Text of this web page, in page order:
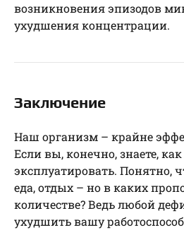
возникновения эпизодов
ухудшения концентрации.
Заключение
Наш организм – крайне
Если вы, конечно, знаете,
эксплуатировать. Понятно,
еда, отдых – но в каких
количестве? Ведь любой
ухудшить вашу